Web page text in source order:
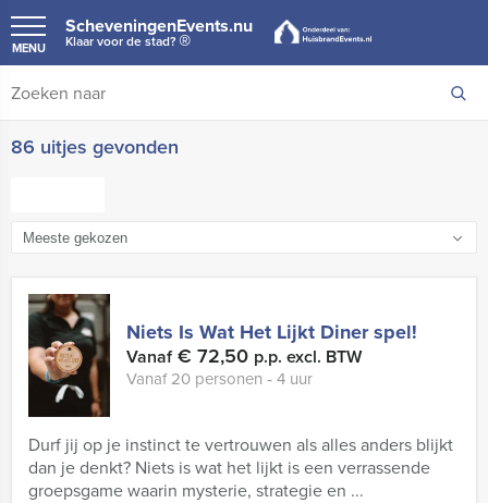
ScheveningenEvents.nu
Klaar voor de stad?®
MENU
86 uitjes gevonden
Niets Is Wat Het Lijkt Diner spel!
Vanaf€ 72,50 p.p. excl. BTW
Vanaf 20 personen ‐ 4 uur
Durf jij op je instinct te vertrouwen als alles anders blijkt
dan je denkt? Niets is wat het lijkt is een verrassende
groepsgame waarin mysterie, strategie en ...